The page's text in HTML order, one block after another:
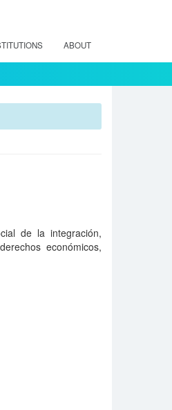
ABOUT
de la integración,
económicos,